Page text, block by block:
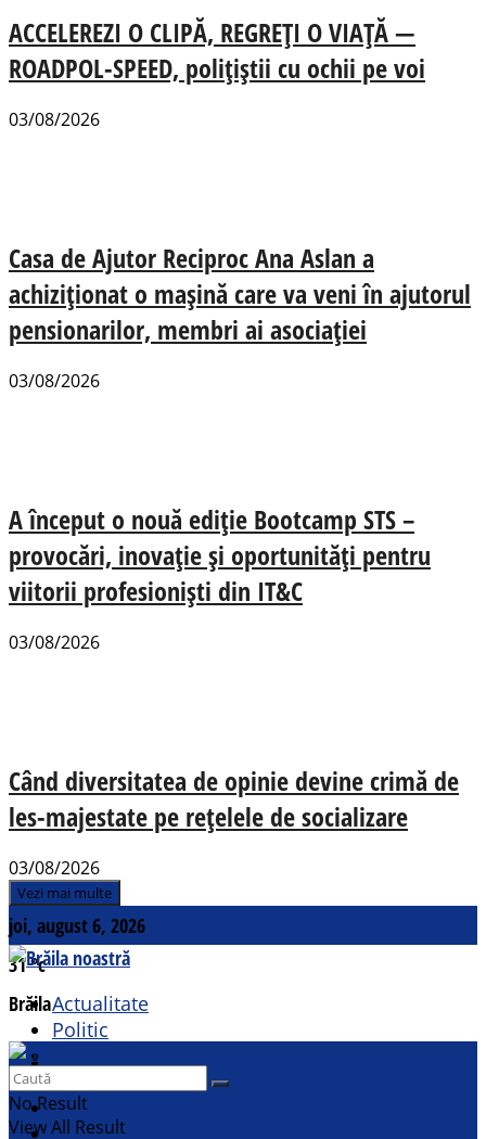
ACCELEREZI O CLIPĂ, REGREȚI O VIAȚĂ —
ROADPOL-SPEED, polițiștii cu ochii pe voi
03/08/2026
Casa de Ajutor Reciproc Ana Aslan a
achiziționat o mașină care va veni în ajutorul
pensionarilor, membri ai asociației
03/08/2026
A început o nouă ediție Bootcamp STS –
provocări, inovație și oportunități pentru
viitorii profesioniști din IT&C
03/08/2026
Când diversitatea de opinie devine crimă de
les-majestate pe rețelele de socializare
03/08/2026
Vezi mai multe
joi, august 6, 2026
31°c
Brăila
Contact
Actualitate
Politic
Cultural
Opinii
No Result
View All Result